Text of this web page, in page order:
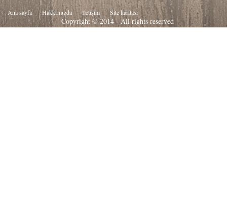
Ana sayfa Hakkιmιzda İletişim Site haritası
Copyright © 2014 - All rights reserved